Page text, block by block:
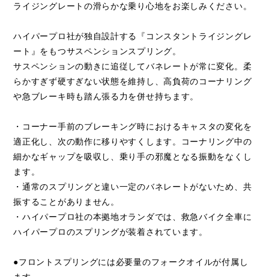
ライジングレートの滑らかな乗り心地をお楽しみください。
ハイパープロ社が独自設計する『コンスタントライジングレ
ート』をもつサスペンションスプリング。
サスペンションの動きに追従してバネレートが常に変化。柔
らかすぎず硬すぎない状態を維持し、高負荷のコーナリング
や急ブレーキ時も踏ん張る力を併せ持ちます。
・コーナー手前のブレーキング時におけるキャスタの変化を
適正化し、次の動作に移りやすくします。コーナリング中の
細かなギャップを吸収し、乗り手の邪魔となる振動をなくし
ます。
・通常のスプリングと違い一定のバネレートがないため、共
振することがありません。
・ハイパープロ社の本拠地オランダでは、救急バイク全車に
ハイパープロのスプリングが装着されています。
●フロントスプリングには必要量のフォークオイルが付属し